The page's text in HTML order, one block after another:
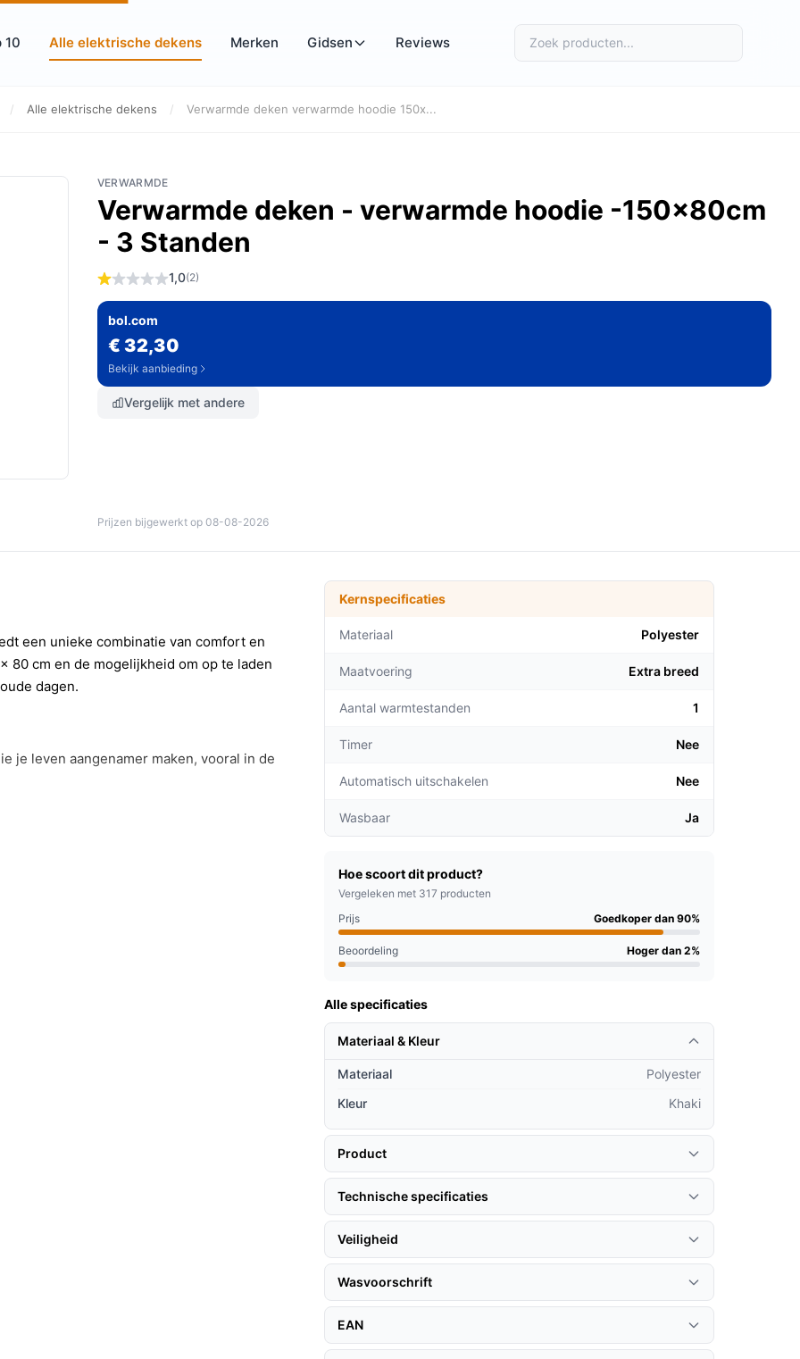
10 Alle elektrische dekens Merken Gidsen Reviews
/ Alle elektrische dekens / Verwarmde deken verwarmde hoodie 150x...
VERWARMDE
Verwarmde deken - verwarmde hoodie -150x80cm
- 3 Standen
1,0(2)
bol.com
€ 32,30
Bekijk aanbieding
Vergelijk met andere
Prijzen bijgewerkt op 08-08-2026
een unieke combinatie van comfort en
80 cm en de mogelijkheid om op te laden
dagen.
je leven aangenamer maken, vooral in de
Kernspecificaties
Materiaal Polyester
Maatvoering Extra breed
Aantal warmtestanden 1
Timer Nee
Automatisch uitschakelen Nee
Wasbaar Ja
Hoe scoort dit product?
Vergeleken met 317 producten
Prijs
Goedkoper dan 90%
Beoordeling Hoger dan 2%
Alle specificaties
Materiaal & Kleur
Materiaal
Polyester
Kleur
Khaki
Product
Technische specificaties
Veiligheid
Wasvoorschrift
EAN